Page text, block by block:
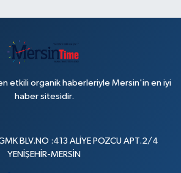
etkili organik haberleriyle Mersin'in en iyi
haber sitesidir.
BLV.NO :413 ALİYE POZCU APT.2/4
YENİŞEHİR-MERSİN